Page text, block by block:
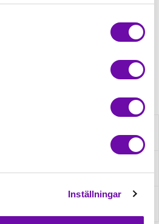
Inställningar